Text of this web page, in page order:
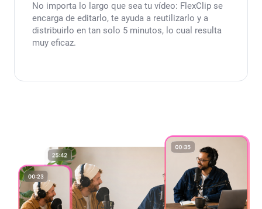
No importa lo largo que sea tu vídeo: FlexClip se
encarga de editarlo, te ayuda a reutilizarlo y a
distribuirlo en tan solo 5 minutos, lo cual resulta
muy eficaz.